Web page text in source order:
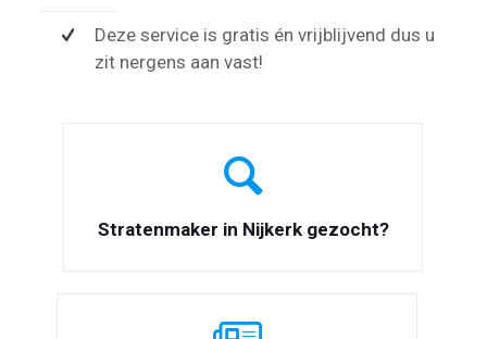
Deze service is gratis én vrijblijvend dus u
zit nergens aan vast!
Stratenmaker in Nijkerk gezocht?